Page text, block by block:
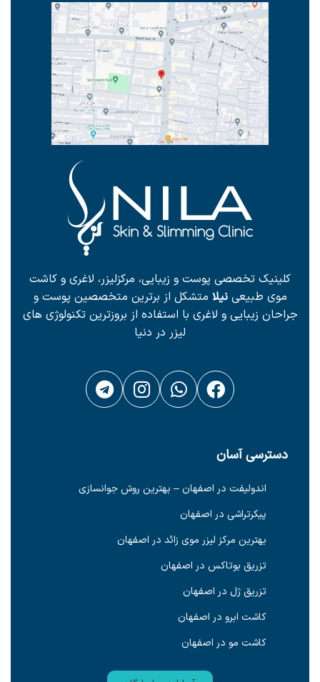
کلینیک تخصصی پوست و زیبایی، مرکزلیزر، لاغری و کاشت
موی طبیعینیلا متشکل از برترین متخصصین پوست و
جراحان زیبایی و لاغری با استفاده از بروزترین تکنولوژی های
لیزر در دنیا
دسترسی آسان
اندولیفت در اصفهان – بهترین روش جوانسازی
پیکرتراشی در اصفهان
بهترین مرکز لیزر موی زائد در اصفهان
تزریق بوتاکس در اصفهان
تزریق ژل در اصفهان
کاشت ابرو در اصفهان
کاشت مو در اصفهان